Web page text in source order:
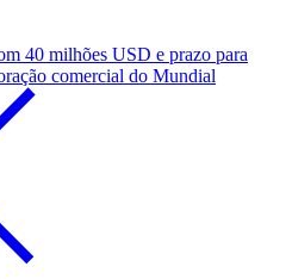
40 milhões USD e prazo para
comercial do Mundial